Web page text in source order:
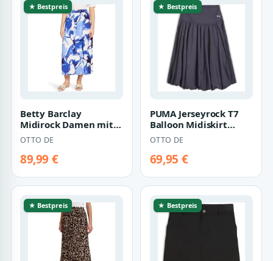
★ Bestpreis
Betty Barclay
Midirock Damen mit
Eingrifftaschen
OTTO DE
89,99 €
★ Bestpreis
PUMA Jerseyrock T7
Balloon Midiskirt
Damen
OTTO DE
69,95 €
★ Bestpreis ★ Bestpreis